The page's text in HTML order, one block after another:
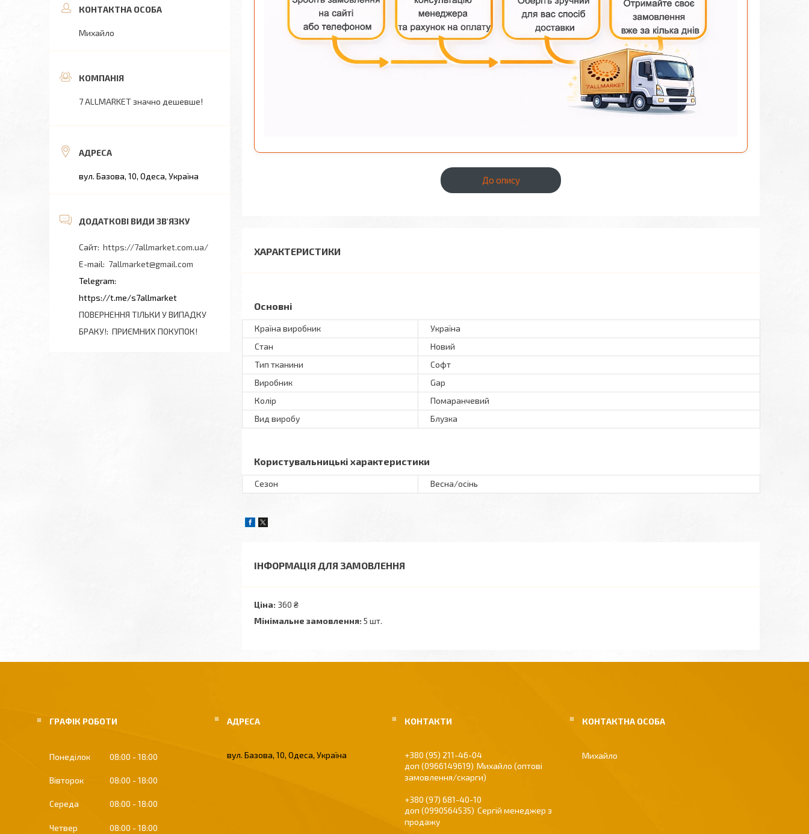
До опису
ХАРАКТЕРИСТИКИ
Основні
Країна виробник
Україна
Стан
Новий
Тип тканини
Софт
Виробник
Gap
Колір
Помаранчевий
Вид виробу
Блузка
Користувальницькі характеристики
Сезон Весна/осінь
ІНФОРМАЦІЯ ДЛЯ ЗАМОВЛЕННЯ
Ціна: 360 ₴
Мінімальне замовлення: 5 шт.
Михайло
7 ALLMARKET значно дешевше!
вул. Базова, 10, Одеса, Україна
https://7allmarket.com.ua/
7allmarket@gmail.com
https://t.me/s7allmarket
ПОВЕРНЕННЯ ТІЛЬКИ У ВИПАДКУ
БРАКУ! ПРИЄМНИХ ПОКУПОК!
ГРАФІК РОБОТИ
Понеділок 08:00 18:00
Вівторок 08:00 18:00
Середа 08:00 18:00
Четвер 08:00 18:00
вул. Базова, 10, Одеса, Україна
+380 (95) 211-46-04
0966149619
Михайло (оптові
замовлення/скарги)
+380 (97) 681-40-10
0990564535
Сергій менеджер з
продажу
Михайло